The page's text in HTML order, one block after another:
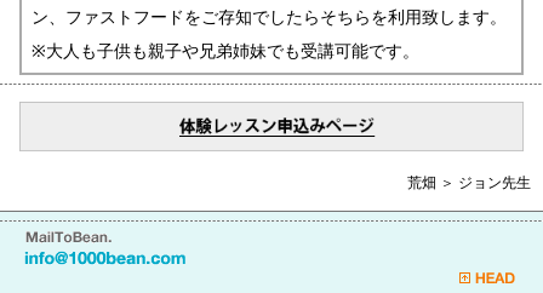
ン、ファストフードをご存知でしたらそちらを利用致します。
※大人も子供も親子や兄弟姉妹でも受講可能です。
荒畑 ＞ ジョン先生